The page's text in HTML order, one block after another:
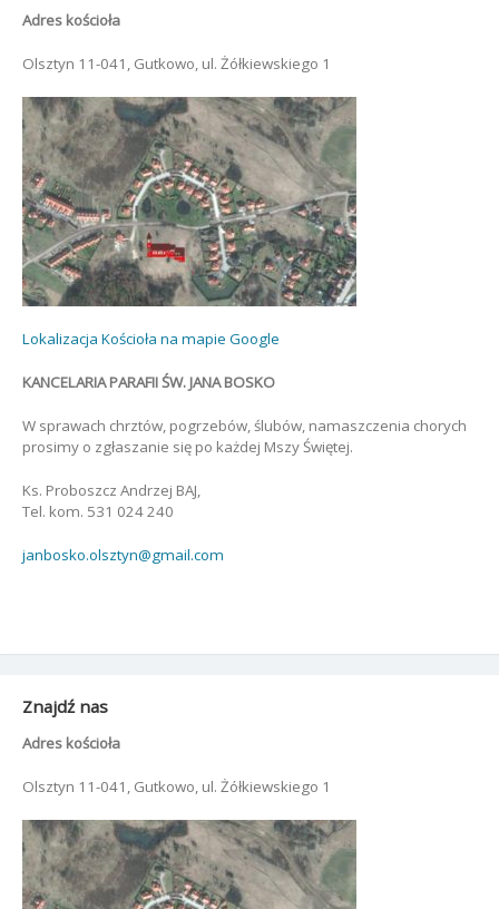
Adres kościoła
Olsztyn 11-041, Gutkowo, ul. Żółkiewskiego 1
Lokalizacja Kościoła na mapie Google
KANCELARIA PARAFII ŚW. JANA BOSKO
W sprawach chrztów, pogrzebów, ślubów, namaszczenia chorych
prosimy o zgłaszanie się po każdej Mszy Świętej.
Ks. Proboszcz Andrzej BAJ,
Tel. kom. 531 024 240
janbosko.olsztyn@gmail.com
Znajdź nas
Adres kościoła
Olsztyn 11-041, Gutkowo, ul. Żółkiewskiego 1